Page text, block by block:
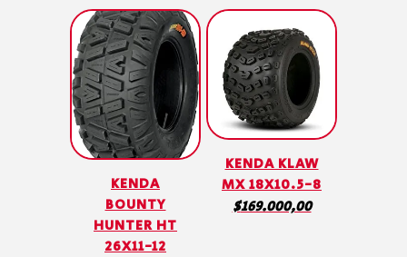
KENDA
BOUNTY
HUNTER HT
26X11-12
KENDA KLAW
MX 18X10.5-8
$169.000,00